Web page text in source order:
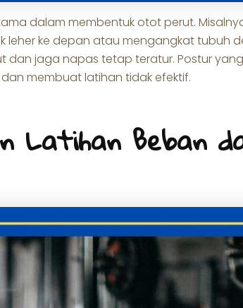
dalam membentuk otot perut.
leher ke depan atau mengangkat tubuh
dan jaga napas tetap teratur. Postur
membuat latihan tidak efektif.
Latihan Beban